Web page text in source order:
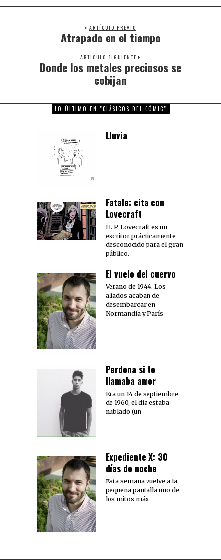
ARTÍCULO PREVIO
Previous
Atrapado en el tiempo
ARTÍCULO SIGUIENTE
Next
post:
Donde los metales preciosos se
cobijan
LO ÚLTIMO EN "CLÁSICOS DEL CÓMIC"
Lluvia
Fatale: cita con
Lovecraft
H. P. Lovecraft es un
escritor prácticamente
desconocido para el gran
público.
El vuelo del cuervo
Verano de 1944. Los
aliados acaban de
desembarcar en
Normandía y París
Perdona si te
llamaba amor
Era un 14 de septiembre
de 1960, el día estaba
nublado (un
Expediente X: 30
días de noche
Esta semana vuelve a la
pequeña pantalla uno de
los mitos más